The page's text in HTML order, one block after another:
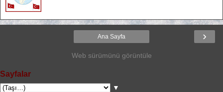
›
Ana Sayfa
Web sürümünü görüntüle
Sayfalar
▼